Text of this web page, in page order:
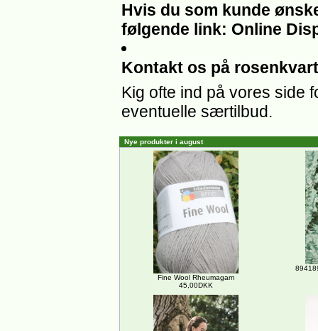
Hvis du som kunde
følgende link: Online
Kontakt os på
Kig ofte ind på vores side
eventuelle særtilbud.
Nye produkter i august
Fine Wool Rheumagarn
45,00DKK